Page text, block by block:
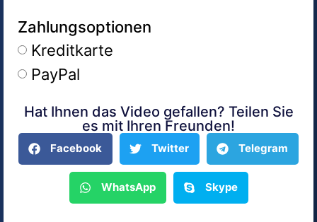
Zahlungsoptionen
Kreditkarte
PayPal
Alternative:
Hat Ihnen das Video gefallen? Teilen Sie
es mit Ihren Freunden!
Facebook Twitter Telegram
WhatsApp Skype